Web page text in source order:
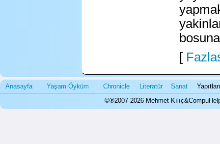
[
Anasayfa Yaşam Öyküm Chronicle Literatür Sanat
©℗2007-2026 Mehmet